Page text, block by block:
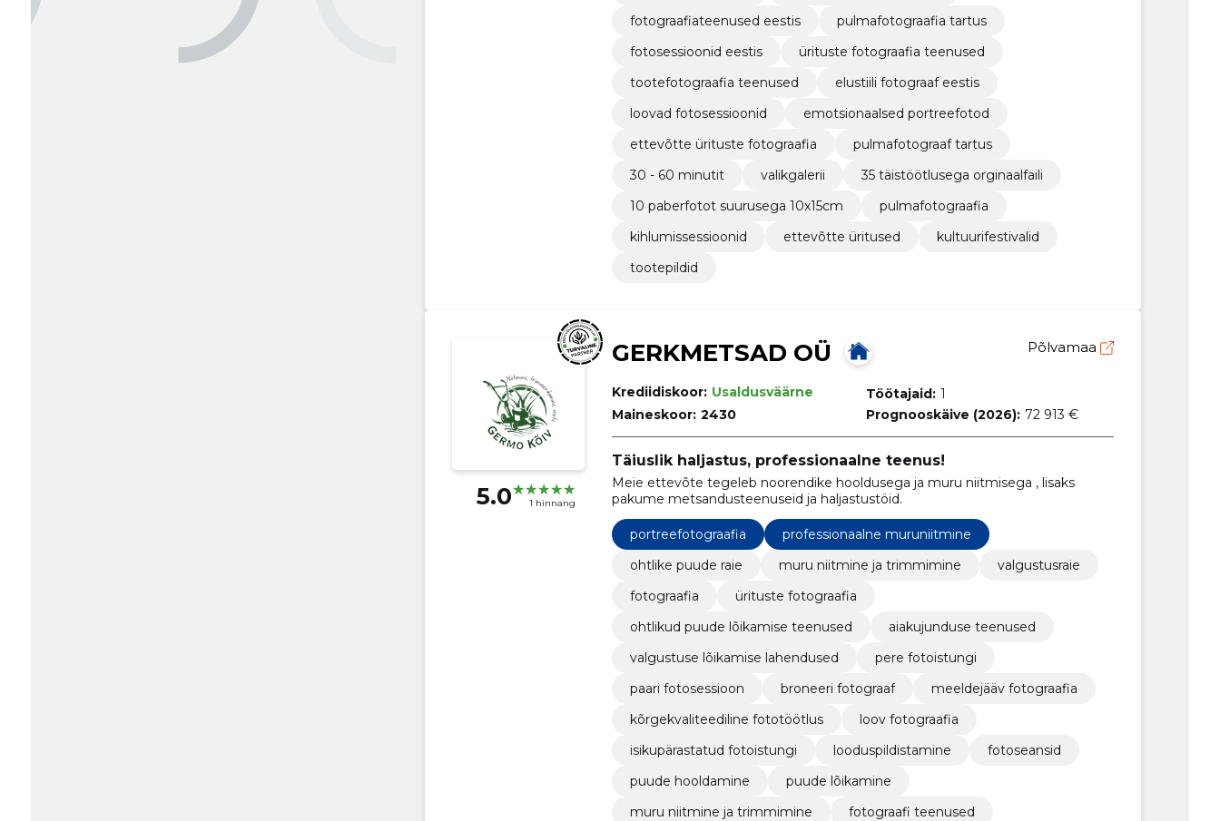
fotograafiateenused eestis
pulmafotograafia tartus
fotosessioonid eestis
ürituste fotograafia teenused
tootefotograafia teenused
elustiili fotograaf eestis
loovad fotosessioonid
emotsionaalsed portreefotod
ettevõtte ürituste fotograafia
pulmafotograaf tartus
30 - 60 minutit
valikgalerii
35 täistöötlusega orginaalfaili
10 paberfotot suurusega 10x15cm
pulmafotograafia
kihlumissessioonid
ettevõtte üritused
kultuurifestivalid
tootepildid
5.0 1 hinnang
GERKMETSAD OÜ Põlvamaa
Krediidiskoor: Usaldusväärne
Maineskoor: 2430
Töötajaid: 1
Prognooskäive (2026): 72 913 €
Täiuslik haljastus, professionaalne teenus!
Meie ettevõte tegeleb noorendike hooldusega ja muru niitmisega , lisaks
pakume metsandusteenuseid ja haljastustöid.
portreefotograafia
professionaalne muruniitmine
ohtlike puude raie
muru niitmine ja trimmimine
valgustusraie
fotograafia
ürituste fotograafia
ohtlikud puude lõikamise teenused
aiakujunduse teenused
valgustuse lõikamise lahendused
pere fotoistungi
paari fotosessioon
broneeri fotograaf
meeldejääv fotograafia
kõrgekvaliteediline fototöötlus
loov fotograafia
isikupärastatud fotoistungi
looduspildistamine
fotoseansid
puude hooldamine
puude lõikamine
muru niitmine ja trimmimine
fotograafi teenused